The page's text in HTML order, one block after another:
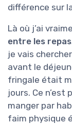
différence sur
Là où j’ai
entre les repas
je vais
avant le
fringale était
jours. Ce n’est
manger par
faim physique